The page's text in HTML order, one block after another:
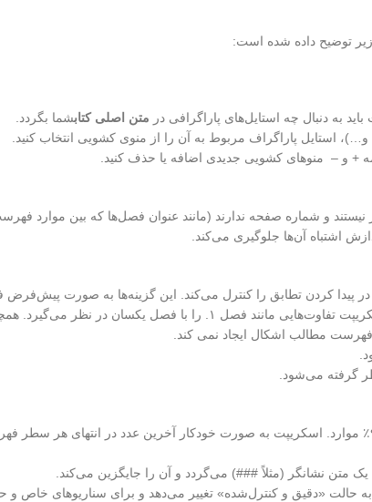
توضیح داده شده است:
به دنبال چه استایل‌های پاراگرافی در متن اصلی کتابشما بگردد.
استایل پاراگراف مربوط به آن را از منوی کشویی انتخاب کنید.
+ و – منوهای کشویی جدیدی اضافه یا حذف کنید.
نیستند و شماره صفحه ندارند (مانند عنوان فصل‌ها که بین موارد
اشتباه آن‌ها جلوگیری می‌کند.
کردن تطابق را کنترل می‌کند. این گزینه‌ها به صورت پیش‌فرض
با فعال بودن این گزینه، اسکریپت تفاوت‌هایی مانند فصل
فهرست مطالب اشکال ایجاد نمی کند.
گرفته می‌شود.
گزینهٔ پیش‌فرض و مناسب برای ۹۹٪ موارد. اسکریپت به صورت خودکار آخرین عدد در
متن نشانگر (مثلاً ###) می‌گردد و آن را جایگزین می‌کند.
حالت «دقیق و کنترل‌شده» تغییر می‌دهد و برای سناریوهای خاص